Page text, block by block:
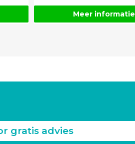
Meer informatie
gratis advies